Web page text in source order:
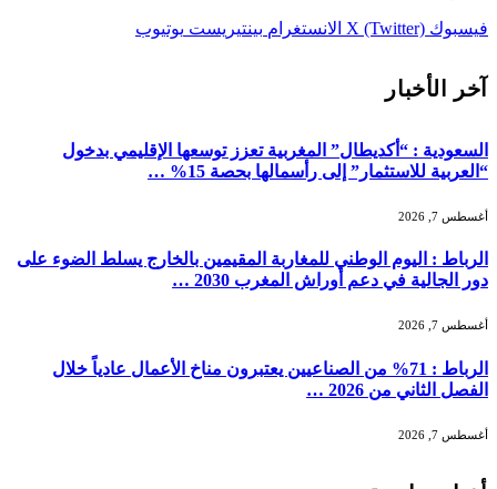
فيسبوك X (Twitter) الانستغرام بينتيريست يوتيوب
آخر الأخبار
السعودية : “أكديطال” المغربية تعزز توسعها الإقليمي بدخول
“العربية للاستثمار” إلى رأسمالها بحصة 15% …
أغسطس 7, 2026
الرباط : اليوم الوطني للمغاربة المقيمين بالخارج يسلط الضوء على
دور الجالية في دعم أوراش المغرب 2030 …
أغسطس 7, 2026
الرباط : 71% من الصناعيين يعتبرون مناخ الأعمال عادياً خلال
الفصل الثاني من 2026 …
أغسطس 7, 2026